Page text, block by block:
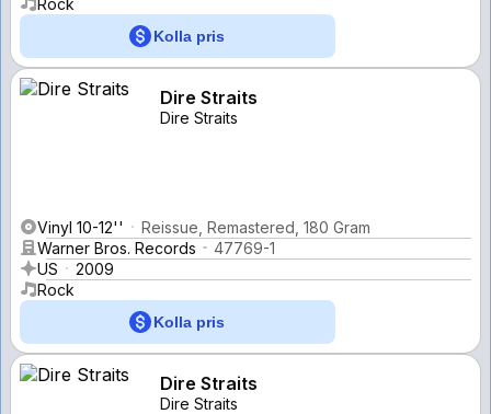
Kolla pris
Dire Straits
Dire Straits
Vinyl 10-12''
Reissue, Remastered, 180 Gram
Warner Bros. Records
47769-1
US
2009
Rock
Kolla pris
Dire Straits
Dire Straits